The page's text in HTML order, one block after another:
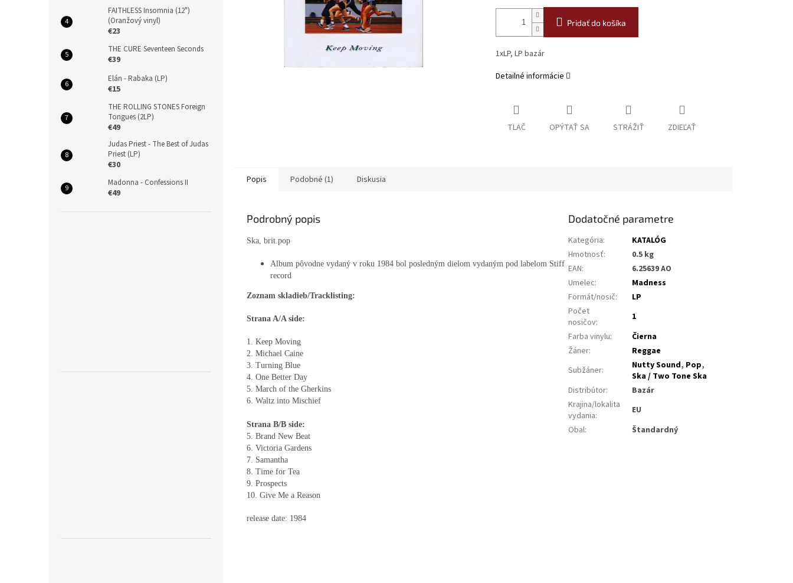
FAITHLESS Insomnia (12")
(Oranžový vinyl)
€23
THE CURE Seventeen Seconds
€39
Elán - Rabaka (LP)
€15
THE ROLLING STONES Foreign
Tongues (2LP)
€49
Judas Priest - The Best of Judas
Priest (LP)
€30
Madonna - Confessions II
€49
Pridať do košíka
1xLP, LP bazár
Detailné informácie
TLAČ OPÝTAŤ SA STRÁŽIŤ ZDIEĽAŤ
Popis Podobné (1) Diskusia
Podrobný popis
Ska, brit.pop
Album pôvodne vydaný v roku 1984 bol posledným dielom vydaným pod labelom Stiff
record
Zoznam skladieb/Tracklisting:
Strana A/A side:
1. Keep Moving
2. Michael Caine
3. Turning Blue
4. One Better Day
5. March of the Gherkins
6. Waltz into Mischief
Strana B/B side:
5. Brand New Beat
6. Victoria Gardens
7. Samantha
8. Time for Tea
9. Prospects
10. Give Me a Reason
release date: 1984
Dodatočné parametre
Kategória:
KATALÓG
Hmotnosť:
0.5 kg
EAN:
6.25639 AO
Umelec:
Madness
Formát/nosič:
LP
Počet
nosičov:
1
Farba vinylu:
Čierna
Žáner:
Reggae
Subžáner: Nutty Sound, Pop,
Ska / Two Tone Ska
Distribútor:
Bazár
Krajina/lokalita
vydania:
EU
Obal: Štandardný